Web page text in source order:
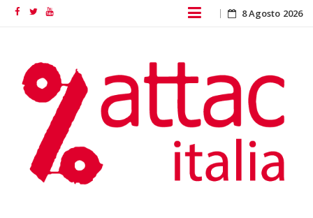
FacebookTwitterYouTube Skip
content
8 Agosto 2026